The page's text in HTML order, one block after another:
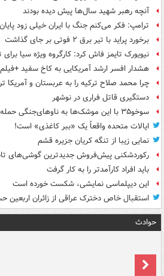
آنچه رهبر شهید سال‌ها پیش دیده بودند
ترامپ: فکر می‌کنم جنگ با ایران خیلی زود
برخورد پراید با تیر برق ۲ فوتی بر جای گذاشت
نیویورک تایمز فاش کرد: کارگروه ویژه سیا برای
هشدار افسر ارشد آمریکایی به کاخ سفید +فیلم
چرا محمد صلاح ترکیه را به عربستان و آمریکا
دستگیری قاتل فراری در نوشهر
سوخو۳۵ با این موشک‌ها به ناوهای‌جنگی حمله می‌کند
ایالات متحده واقعاً یک «ببر کاغذی» است!
نمایی زیبا از تنگه کریان جزیره قشم
رکوردشکنی پیش‌فروش جدیدترین گوشی‌های
باید افراد کارآمدتر را به کار گرفت
این دیپلماسی نمایشی، شکست خورده است
استقبال خاص دخترک عراقی از زائران اربعین
حوادث